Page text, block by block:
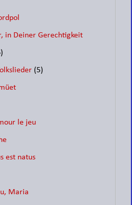
in Deiner Gerechtigkeit
(5)
le jeu
est natus
Maria